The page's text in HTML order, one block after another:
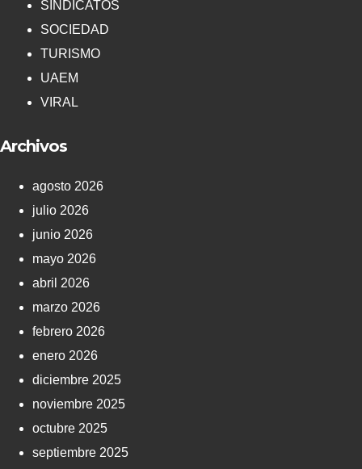
SINDICATOS
SOCIEDAD
TURISMO
UAEM
VIRAL
Archivos
agosto 2026
julio 2026
junio 2026
mayo 2026
abril 2026
marzo 2026
febrero 2026
enero 2026
diciembre 2025
noviembre 2025
octubre 2025
septiembre 2025